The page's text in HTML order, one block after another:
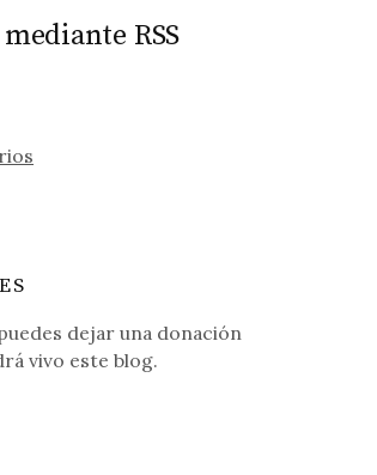
RSS
dejar una donación
vivo este blog.